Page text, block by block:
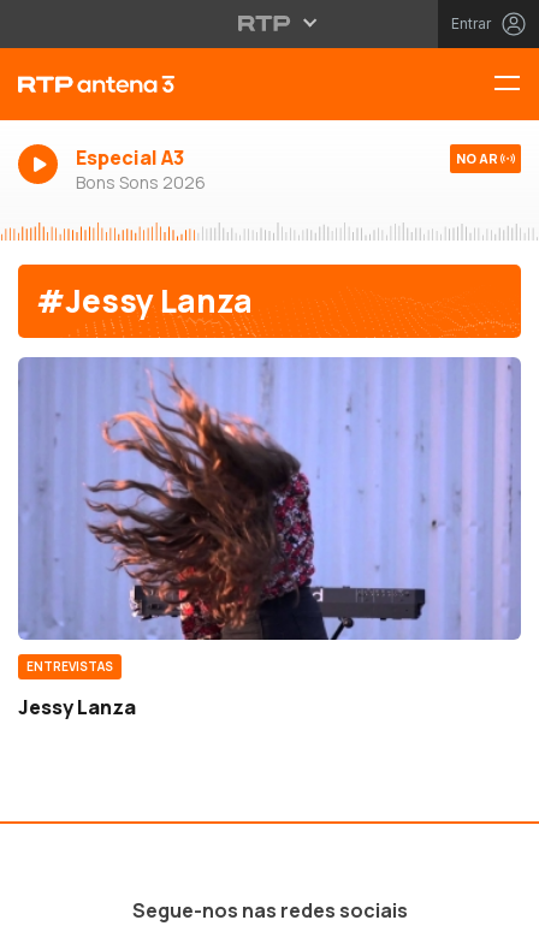
Entrar
Especial A3
Bons Sons 2026
NO AR
#Jessy Lanza
ENTREVISTAS
Jessy Lanza
Segue-nos nas redes sociais